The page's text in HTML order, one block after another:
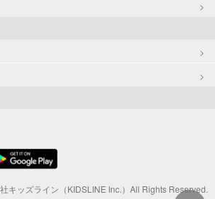
キッズライン（KIDSLINE Inc.）All Rights Reserved.